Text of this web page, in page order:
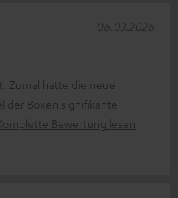
Zumal hatte die neue
der Boxen signifikante
Bewertung lesen
06.03.2026